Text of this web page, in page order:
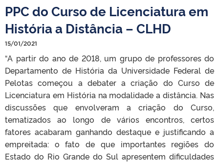
PPC do Curso de Licenciatura em
História a Distância – CLHD
15/01/2021
“A partir do ano de 2018, um grupo de professores do
Departamento de História da Universidade Federal de
Pelotas começou a debater a criação do Curso de
Licenciatura em História na modalidade a distância. Nas
discussões que envolveram a criação do Curso,
tematizados ao longo de vários encontros, certos
fatores acabaram ganhando destaque e justificando a
empreitada: o fato de que importantes regiões do
Estado do Rio Grande do Sul apresentem dificuldades